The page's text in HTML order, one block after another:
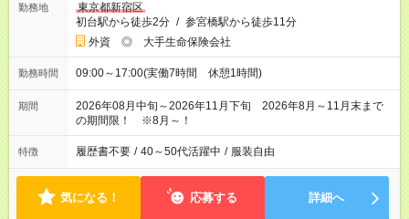
勤務地
東京都新宿区
初台駅から徒歩2分 / 参宮橋駅から徒歩11分
外資 ◎ 大手生命保険会社
勤務時間 09:00～17:00(実働7時間 休憩1時間)
期間
2026年08月中旬～2026年11月下旬 2026年8月～11月末まで
の期間限！ ※8月～！
特徴 履歴書不要 / 40～50代活躍中 / 服装自由
気になる！ 応募する 詳細へ